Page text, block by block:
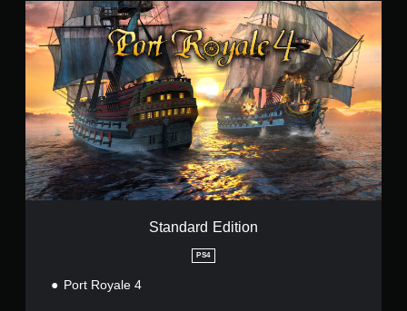
S
t
a
n
r
d
E
d
i
t
i
Standard Edition
PS4
Port Royale 4